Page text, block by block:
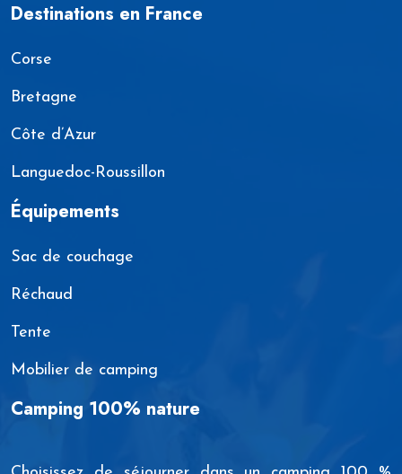
Destinations en France
Corse
Bretagne
Côte d’Azur
Languedoc-Roussillon
Équipements
Sac de couchage
Réchaud
Tente
Mobilier de camping
Camping 100% nature